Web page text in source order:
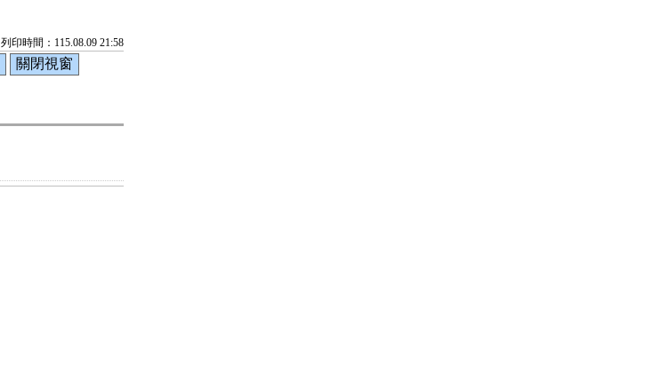
列印時間：115.08.09 21:58